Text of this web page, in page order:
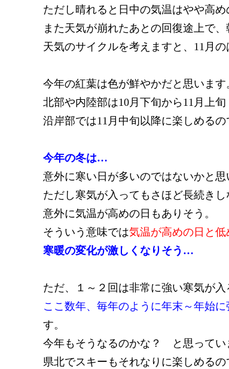
ただし晴れると日中の気温はやや高
また天気が崩れたあとの回復途上で
天気のサイクルを考えますと、11月
今年の紅葉は色が鮮やかだと思います
北部や内陸部は10月下旬から11月上旬
沿岸部では11月中旬以降に楽しめる
今年の冬は…
意外に寒い日が多いのではないかと思
ただし寒気が入ってもさほど長続きし
意外に気温が高めの日もありそう。
そういう意味では気温が高めの日と
寒暖の変化が激しくなりそう…
ただ、１～２回は非常に強い寒気が入
ここ数年、毎年のように年末～年始
す。
今年もそうなるのかな？ と思ってい
県北でスキーもそれなりに楽しめるの